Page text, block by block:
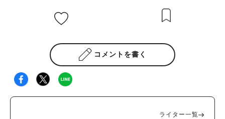
コメントを書く
ライター一覧